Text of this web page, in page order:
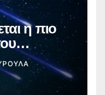
η πιο
δούμε τα